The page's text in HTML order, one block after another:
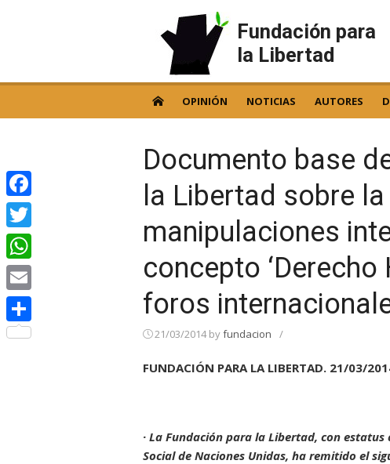
Fundación para
la Libertad
OPINIÓN NOTICIAS AUTORES
Documento base
la Libertad sobre
manipulaciones
concepto ‘Derecho
foros
21/03/2014byfundacion /
FUNDACIÓN PARA LA LIBERTAD. 21/03/
· La Fundación para la Libertad, con
Social de Naciones Unidas, ha remitido el
Facebook
Twitter
WhatsApp
Email
Compartir